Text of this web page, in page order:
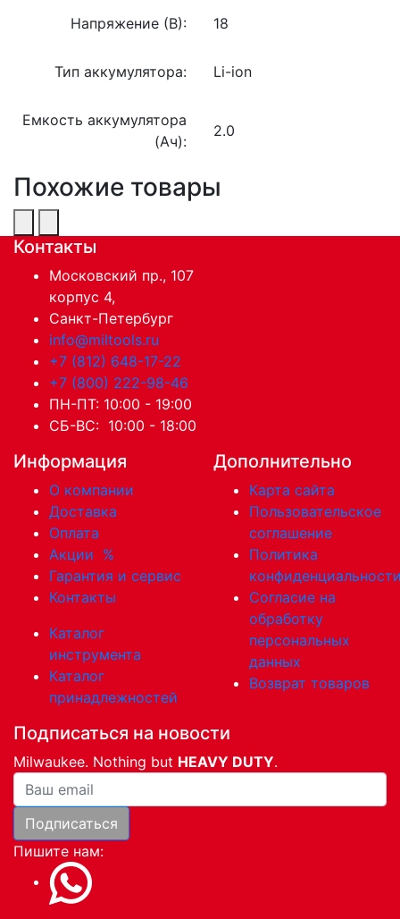
Напряжение (В): 18
Тип аккумулятора: Li-ion
Емкость аккумулятора
(Ач):
2.0
Похожие товары
Контакты
Московский пр., 107
корпус 4,
Санкт-Петербург
info@miltools.ru
+7 (812) 648-17-22
+7 (800) 222-98-46
ПН-ПТ: 10:00 - 19:00
СБ-ВС: 10:00 - 18:00
Информация
О компании
Доставка
Оплата
Акции %
Гарантия и сервис
Контакты
Каталог
инструмента
Каталог
принадлежностей
Дополнительно
Карта сайта
Пользовательское
соглашение
Политика
Согласие на
обработку
персональных
данных
Возврат товаров
Подписаться на новости
Milwaukee. Nothing but HEAVY DUTY.
Ваша почта
Подписаться
Пишите нам: